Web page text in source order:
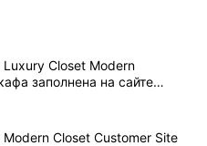
Closet Modern
заполнена на сайте
Closet Customer Site